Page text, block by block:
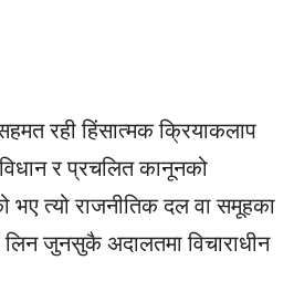
रही हिंसात्मक क्रियाकलाप
र प्रचलित कानूनको
भए त्यो राजनीतिक दल वा समूहका
लिन जुनसुकै अदालतमा विचाराधीन